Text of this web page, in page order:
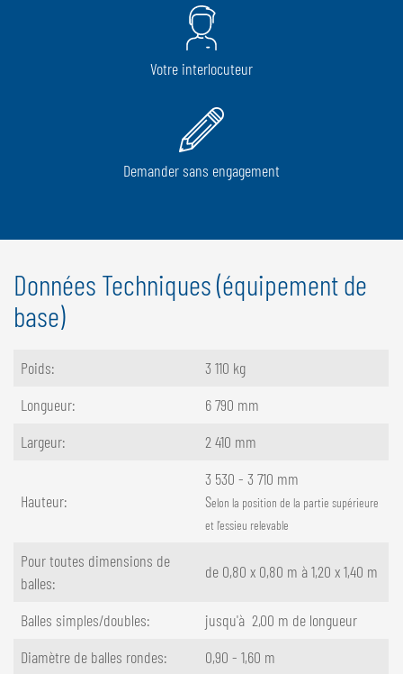
Votre interlocuteur
Demander sans engagement
Données Techniques (équipement de
base)
Poids:
3 110 kg
Longueur:
6 790 mm
Largeur:
2 410 mm
Hauteur:
3 530 - 3 710 mm
Selon la position de la partie supérieure
et l’essieu relevable
Pour toutes dimensions de
balles:
de 0,80 x 0,80 m à 1,20 x 1,40 m
Balles simples/doubles:
jusqu'à 2,00 m de longueur
Diamètre de balles rondes:
0,90 - 1,60 m